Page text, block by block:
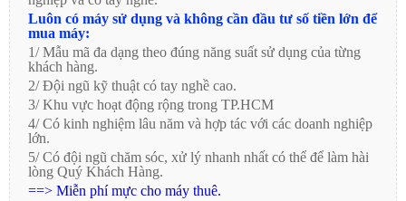
Luôn có máy sử dụng và không cần đầu tư số tiền lớn để
mua máy:
1/ Mẫu mã đa dạng theo đúng năng suất sử dụng của từng
khách hàng.
2/ Đội ngũ kỹ thuật có tay nghề cao.
3/ Khu vực hoạt động rộng trong TP.HCM
4/ Có kinh nghiệm lâu năm và hợp tác với các doanh nghiệp
lớn.
5/ Có đội ngũ chăm sóc, xử lý nhanh nhất có thể để làm hài
lòng Quý Khách Hàng.
==> Miễn phí mực cho máy thuê.